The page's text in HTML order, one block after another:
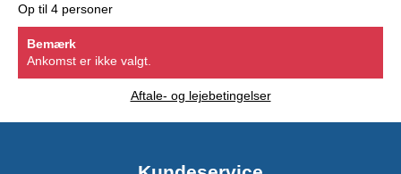
Op til 4 personer
Bemærk
Ankomst er ikke valgt.
Aftale- og lejebetingelser